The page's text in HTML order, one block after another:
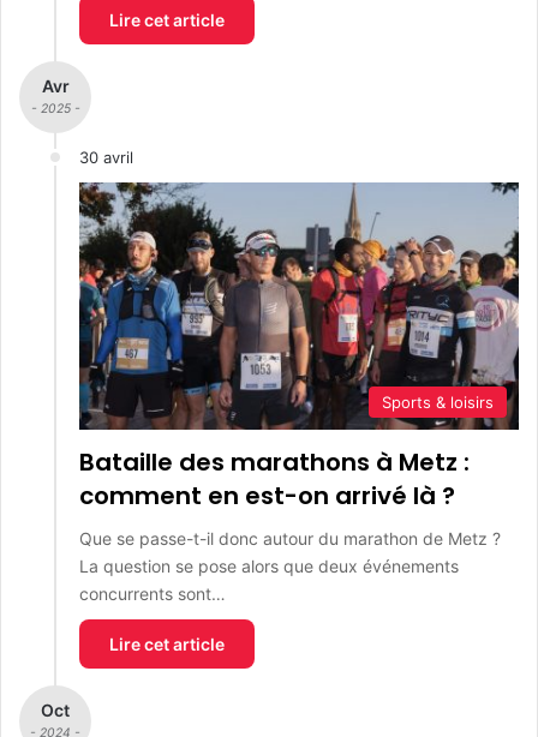
Lire cet article
Avr
- 2025 -
30 avril
Sports & loisirs
Bataille des marathons à Metz :
comment en est-on arrivé là ?
Que se passe-t-il donc autour du marathon de Metz ?
La question se pose alors que deux événements
concurrents sont…
Lire cet article
Oct
- 2024 -